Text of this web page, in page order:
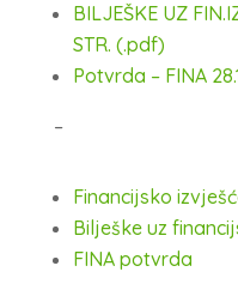
BILJEŠKE UZ
STR. (.pdf)
Potvrda – FINA
–
Financijsko
Bilješke uz
FINA potvrda